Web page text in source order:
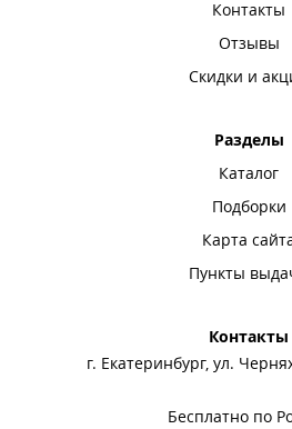
Контакты
Отзывы
Скидки и
Разделы
Каталог
Подборки
Карта
Пункты
Контакты
г. Екатеринбург, ул.
Бесплатно по